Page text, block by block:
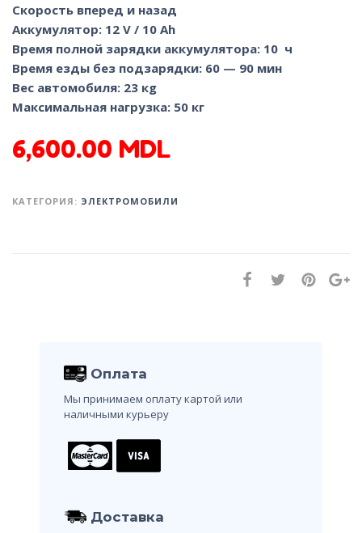
Скорость вперед и назад
Аккумулятор: 12 V / 10 Ah
Время полной зарядки аккумулятора: 10 ч
Время езды без подзарядки: 60 — 90 мин
Вес автомобиля: 23 кg
Максимальная нагрузка: 50 кг
6,600.00 MDL
КАТЕГОРИЯ: ЭЛЕКТРОМОБИЛИ
Оплата
Мы принимаем оплату картой или
наличными курьеру
Доставка